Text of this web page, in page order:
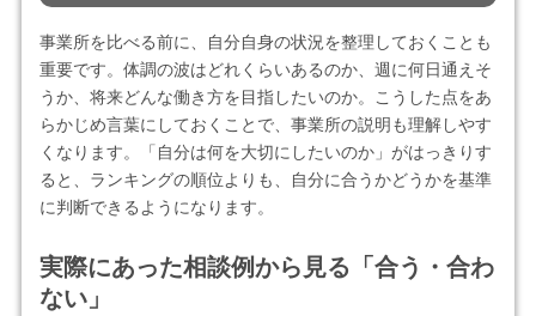
事業所を比べる前に、自分自身の状況を整理しておくことも
重要です。体調の波はどれくらいあるのか、週に何日通えそ
うか、将来どんな働き方を目指したいのか。こうした点をあ
らかじめ言葉にしておくことで、事業所の説明も理解しやす
くなります。「自分は何を大切にしたいのか」がはっきりす
ると、ランキングの順位よりも、自分に合うかどうかを基準
に判断できるようになります。
実際にあった相談例から見る「合う・合わ
ない」